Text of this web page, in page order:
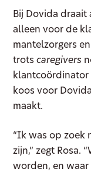
Bij Dovida draait
alleen voor de
mantelzorgers
trotscaregivers
klantcoördinator
koos voor
maakt.
“Ik was op zoek
zijn,” zegt Rosa.
worden, en waar